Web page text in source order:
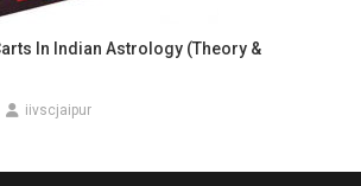
In Indian Astrology (Theory &
iivscjaipur